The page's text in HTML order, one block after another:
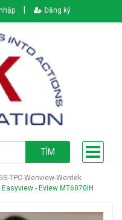
Đăng ký
TÌM
TPC-Wenview-Wentek
- Eview MT6070IH